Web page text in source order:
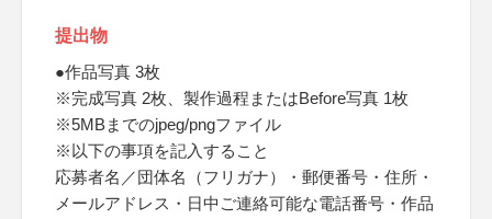
提出物
●作品写真 3枚
※完成写真 2枚、製作過程またはBefore写真 1枚
※5MBまでのjpeg/pngファイル
※以下の事項を記入すること
応募者名／団体名（フリガナ）・郵便番号・住所・
メールアドレス・日中ご連絡可能な電話番号・作品